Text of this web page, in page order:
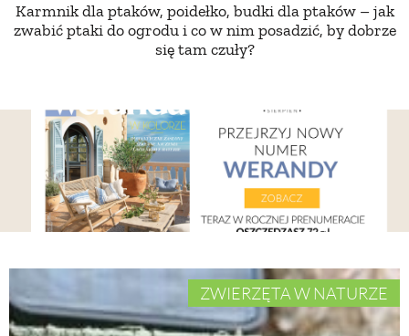
Karmnik dla ptaków, poidełko, budki dla ptaków – jak
zwabić ptaki do ogrodu i co w nim posadzić, by dobrze
się tam czuły?
ZWIERZĘTA W NATURZE